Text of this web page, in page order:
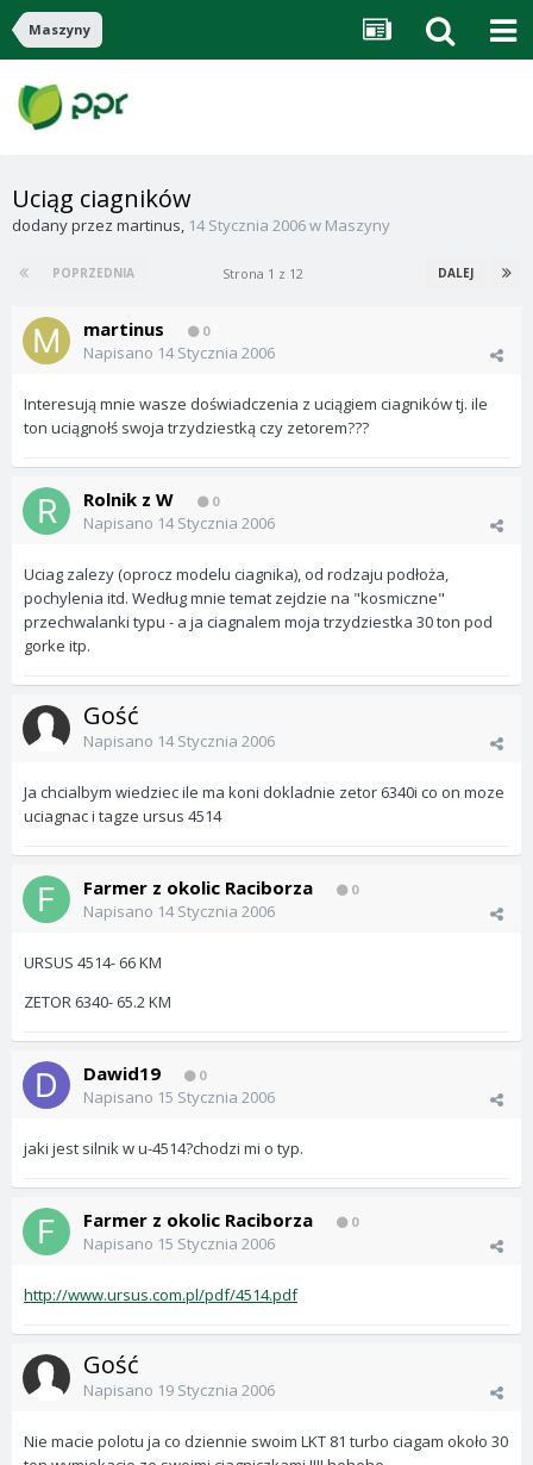
Maszyny
Uciąg ciagników
dodany przez martinus, 14 Stycznia 2006w Maszyny
POPRZEDNIA DALEJ
Strona 1 z 12
martinus 0
Napisano 14 Stycznia 2006
Interesują mnie wasze doświadczenia z uciągiem ciagników tj. ile
ton uciągnołś swoja trzydziestką czy zetorem???
Rolnik z W 0
Napisano 14 Stycznia 2006
Uciag zalezy (oprocz modelu ciagnika), od rodzaju podłoża,
pochylenia itd. Według mnie temat zejdzie na "kosmiczne"
przechwalanki typu - a ja ciagnalem moja trzydziestka 30 ton pod
gorke itp.
Gość
Napisano 14 Stycznia 2006
Ja chcialbym wiedziec ile ma koni dokladnie zetor 6340i co on moze
uciagnac i tagze ursus 4514
Farmer z okolic Raciborza 0
Napisano 14 Stycznia 2006
URSUS 4514- 66 KM
ZETOR 6340- 65.2 KM
Dawid19 0
Napisano 15 Stycznia 2006
jaki jest silnik w u-4514?chodzi mi o typ.
Farmer z okolic Raciborza 0
Napisano 15 Stycznia 2006
http://www.ursus.com.pl/pdf/4514.pdf
Gość
Napisano 19 Stycznia 2006
Nie macie polotu ja co dziennie swoim LKT 81 turbo ciagam około 30